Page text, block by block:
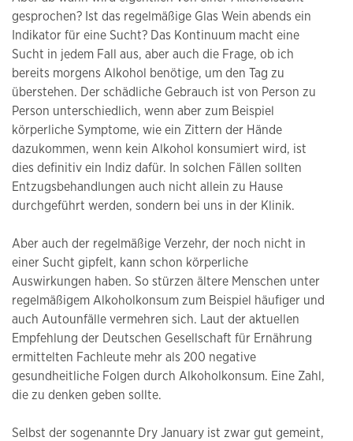
gesprochen? Ist das regelmäßige Glas Wein abends ein
Indikator für eine Sucht? Das Kontinuum macht eine
Sucht in jedem Fall aus, aber auch die Frage, ob ich
bereits morgens Alkohol benötige, um den Tag zu
überstehen. Der schädliche Gebrauch ist von Person zu
Person unterschiedlich, wenn aber zum Beispiel
körperliche Symptome, wie ein Zittern der Hände
dazukommen, wenn kein Alkohol konsumiert wird, ist
dies definitiv ein Indiz dafür. In solchen Fällen sollten
Entzugsbehandlungen auch nicht allein zu Hause
durchgeführt werden, sondern bei uns in der Klinik.
Aber auch der regelmäßige Verzehr, der noch nicht in
einer Sucht gipfelt, kann schon körperliche
Auswirkungen haben. So stürzen ältere Menschen unter
regelmäßigem Alkoholkonsum zum Beispiel häufiger und
auch Autounfälle vermehren sich. Laut der aktuellen
Empfehlung der Deutschen Gesellschaft für Ernährung
ermittelten Fachleute mehr als 200 negative
gesundheitliche Folgen durch Alkoholkonsum. Eine Zahl,
die zu denken geben sollte.
Selbst der sogenannte Dry January ist zwar gut gemeint,